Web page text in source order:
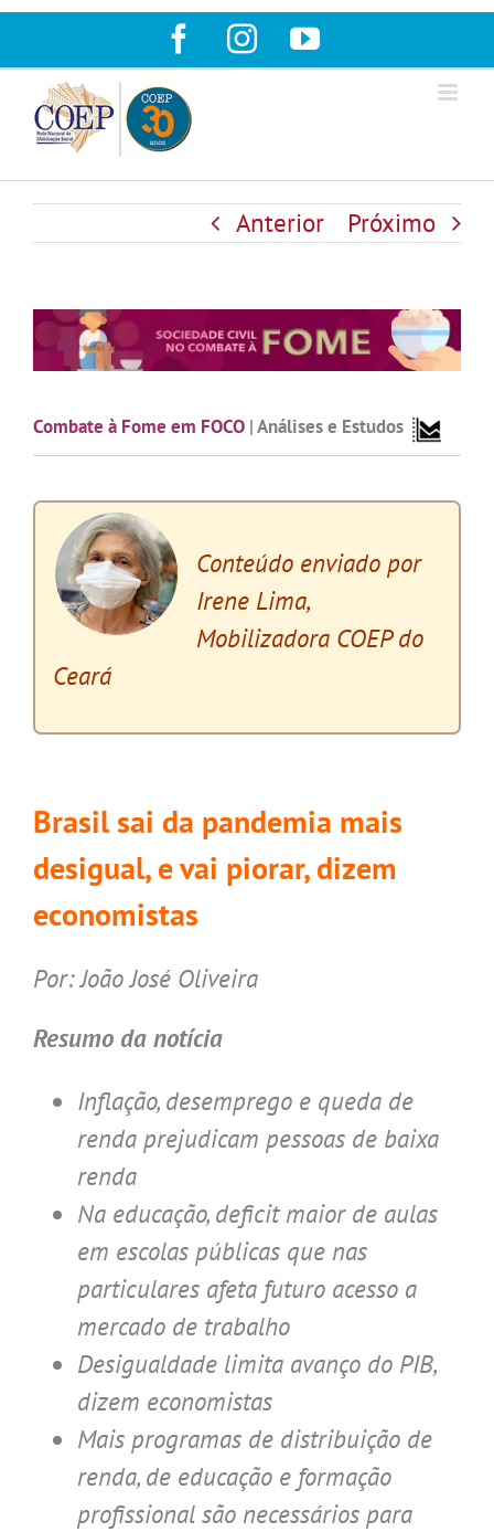
para
conteúdo
Facebook
InstagramYouTube
Anterior Próximo
Combate à Fome em FOCO |Análises e Estudos
Conteúdo enviado por
Irene Lima,
Mobilizadora COEP do
Ceará
Brasil sai da pandemia mais
desigual, e vai piorar, dizem
economistas
Por: João José Oliveira
Resumo da notícia
Inflação, desemprego e queda de
renda prejudicam pessoas de baixa
renda
Na educação, deficit maior de aulas
em escolas públicas que nas
particulares afeta futuro acesso a
mercado de trabalho
Desigualdade limita avanço do PIB,
dizem economistas
Mais programas de distribuição de
renda, de educação e formação
profissional são necessários para